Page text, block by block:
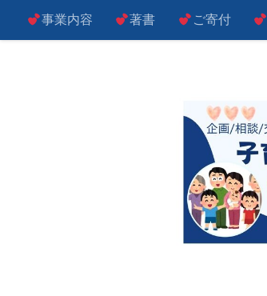
コンテンツへスキップ
事業内容 著書 ご寄付